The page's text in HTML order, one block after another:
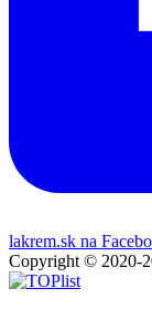
lakrem.sk na
Copyright © 2020-